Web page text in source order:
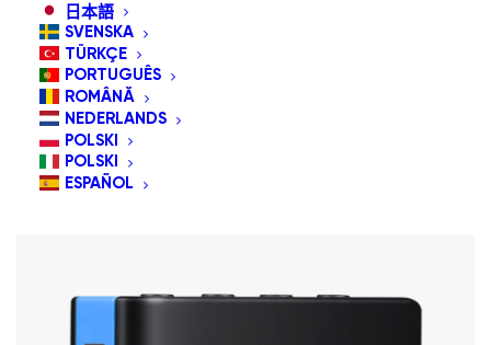
日本語
SVENSKA
TÜRKÇE
PORTUGUÊS
ROMÂNĂ
NEDERLANDS
POLSKI
POLSKI
ESPAÑOL
GlassOuse亲